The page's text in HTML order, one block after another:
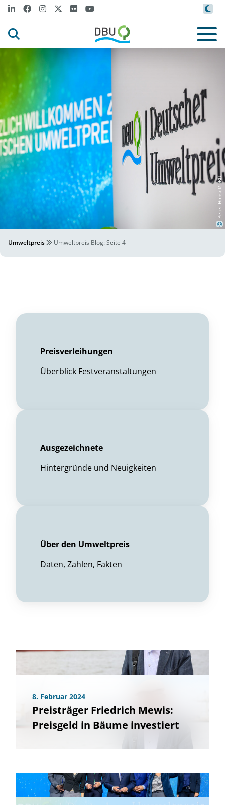
©
Peter Himsel/DBU
Umweltpreis Umweltpreis Blog: Seite 4
Preisverleihungen
Überblick Festveranstaltungen
Ausgezeichnete
Hintergründe und Neuigkeiten
Über den Umweltpreis
Daten, Zahlen, Fakten
8. Februar 2024
Preisträger Friedrich Mewis:
Preisgeld in Bäume investiert